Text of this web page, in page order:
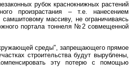
рубок краснокнижных растений
произрастания – т.е. нанесением
массиву, не ограничиваясь
портала тоннеля №2 совмещенной
среды", запрещающего прямое
строительства будут вырублены,
эту потерю с помощью